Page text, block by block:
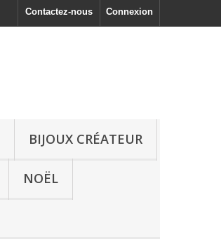
Connexion
Contactez-nous
BIJOUX CRÉATEUR
NOËL